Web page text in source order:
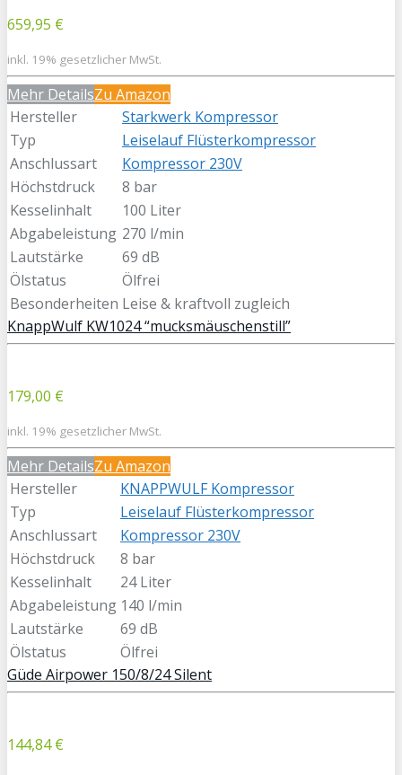
659,95 €
inkl. 19% gesetzlicher MwSt.
Mehr DetailsZu Amazon
Hersteller
Starkwerk Kompressor
Typ
Leiselauf Flüsterkompressor
Anschlussart
Kompressor 230V
Höchstdruck
8 bar
Kesselinhalt
100 Liter
Abgabeleistung 270 l/min
Lautstärke
69 dB
Ölstatus
Ölfrei
Besonderheiten Leise & kraftvoll zugleich
KnappWulf KW1024 “mucksmäuschenstill”
179,00 €
inkl. 19% gesetzlicher MwSt.
Mehr DetailsZu Amazon
Hersteller
KNAPPWULF Kompressor
Typ
Leiselauf Flüsterkompressor
Anschlussart
Kompressor 230V
Höchstdruck
8 bar
Kesselinhalt
24 Liter
Abgabeleistung 140 l/min
Lautstärke
69 dB
Ölstatus
Ölfrei
Güde Airpower 150/8/24 Silent
144,84 €